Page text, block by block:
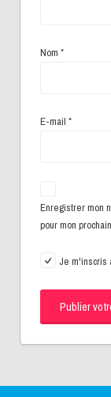
Nom *
E-mail *
Enregistrer mon
pour mon
Je m'inscris